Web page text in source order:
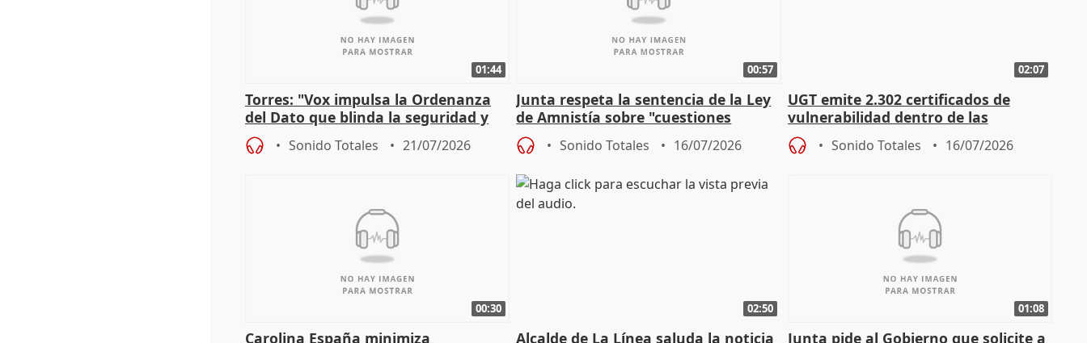
01:44
Torres: "Vox impulsa la Ordenanza
del Dato que blinda la seguridad y
los derechos ante al control"
Sonido Totales 21/07/2026
00:57
Junta respeta la sentencia de la Ley
de Amnistía sobre "cuestiones
técnicas" que "no avalan la const
Sonido Totales 16/07/2026
02:07
UGT emite 2.302 certificados de
vulnerabilidad dentro de las
solicitudes de regulación C-LM
Sonido Totales 16/07/2026
00:30
Carolina España minimiza
02:50
Alcalde de La Línea saluda la noticia
01:08
Junta pide al Gobierno que solicite a